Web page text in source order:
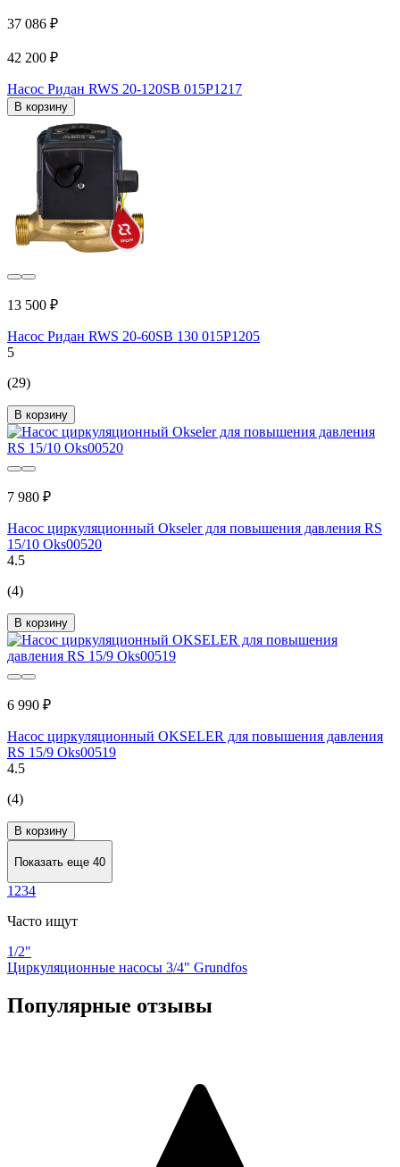
37 086 ₽
42 200 ₽
Насос Ридан RWS 20-120SB 015P1217
В корзину
13 500 ₽
Насос Ридан RWS 20-60SB 130 015P1205
5
(29)
В корзину
7 980 ₽
Насос циркуляционный Okseler для повышения давления RS
15/10 Oks00520
4.5
(4)
В корзину
6 990 ₽
Насос циркуляционный OKSELER для повышения давления
RS 15/9 Oks00519
4.5
(4)
В корзину
Показать еще 40
1 234
Часто ищут
1/2"
Циркуляционные насосы 3/4" Grundfos
Популярные отзывы